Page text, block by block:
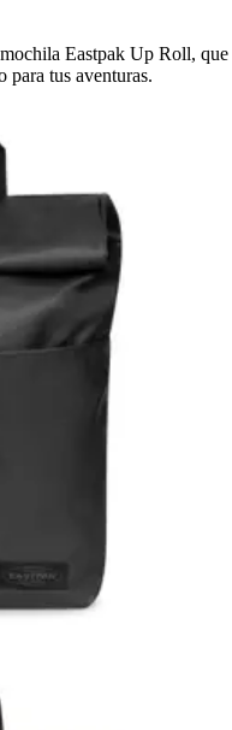
Eastpak Up Roll, que
tus aventuras.